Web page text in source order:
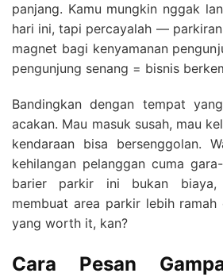
panjang. Kamu mungkin nggak
hari ini, tapi percayalah —
magnet bagi kenyamanan
pengunjung senang = bisnis
Bandingkan dengan tempat
acakan. Mau masuk susah, mau
kendaraan bisa bersenggolan.
kehilangan pelanggan cuma
barier parkir ini bukan
membuat area parkir lebih ramah
yang worth it, kan?
Cara Pesan